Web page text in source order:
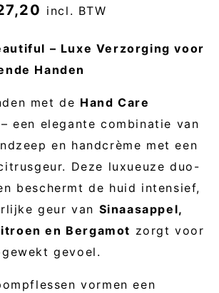
Huidige
is:
incl. BTW
– Luxe Verzorging voor
Handen
met de Hand Care
een elegante combinatie van
en handcrème met een
Deze luxueuze duo-
beschermt de huid intensief,
geur van Sinaasappel,
en Bergamot zorgt voor
gevoel.
vormen een